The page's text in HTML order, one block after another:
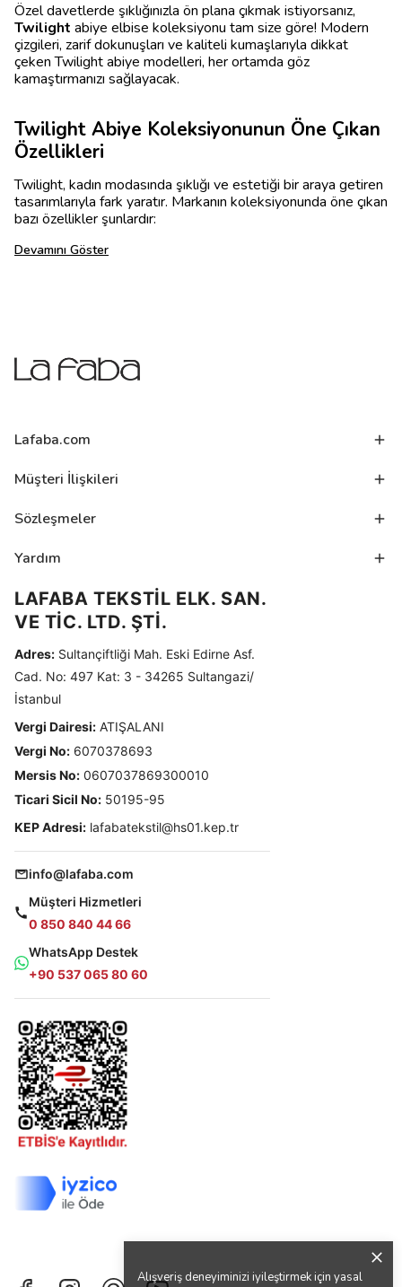
Alışveriş deneyiminizi iyileştirmek için yasal
Özel davetlerde şıklığınızla ön plana çıkmak istiyorsanız,
Twilight abiye elbise koleksiyonu tam size göre! Modern
çizgileri, zarif dokunuşları ve kaliteli kumaşlarıyla dikkat
çeken Twilight abiye modelleri, her ortamda göz
kamaştırmanızı sağlayacak.
Twilight Abiye Koleksiyonunun Öne Çıkan
Özellikleri
Twilight, kadın modasında şıklığı ve estetiği bir araya getiren
tasarımlarıyla fark yaratır. Markanın koleksiyonunda öne çıkan
bazı özellikler şunlardır:
Devamını Göster
Lafaba.com
Müşteri İlişkileri
Sözleşmeler
Yardım
LAFABA TEKSTİL ELK. SAN.
VE TİC. LTD. ŞTİ.
Adres: Sultançiftliği Mah. Eski Edirne Asf.
Cad. No: 497 Kat: 3 - 34265 Sultangazi/
İstanbul
Vergi Dairesi: ATIŞALANI
Vergi No: 6070378693
Mersis No: 0607037869300010
Ticari Sicil No: 50195-95
KEP Adresi: lafabatekstil@hs01.kep.tr
info@lafaba.com
Müşteri Hizmetleri
0 850 840 44 66
WhatsApp Destek
+90 537 065 80 60